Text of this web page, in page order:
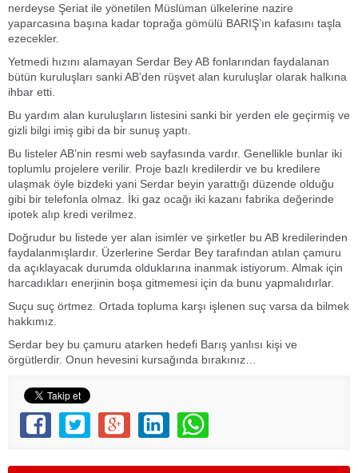
nerdeyse Şeriat ile yönetilen Müslüman ülkelerine nazire
yaparcasına başına kadar toprağa gömülü BARIŞ’ın kafasını taşla
ezecekler.
Yetmedi hızını alamayan Serdar Bey AB fonlarından faydalanan
bütün kuruluşları sanki AB’den rüşvet alan kuruluşlar olarak halkına
ihbar etti.
Bu yardım alan kuruluşların listesini sanki bir yerden ele geçirmiş ve
gizli bilgi imiş gibi da bir sunuş yaptı.
Bu listeler AB’nin resmi web sayfasında vardır. Genellikle bunlar iki
toplumlu projelere verilir. Proje bazlı kredilerdir ve bu kredilere
ulaşmak öyle bizdeki yani Serdar beyin yarattığı düzende olduğu
gibi bir telefonla olmaz. İki gaz ocağı iki kazanı fabrika değerinde
ipotek alıp kredi verilmez.
Doğrudur bu listede yer alan isimler ve şirketler bu AB kredilerinden
faydalanmışlardır. Üzerlerine Serdar Bey tarafından atılan çamuru
da açıklayacak durumda olduklarına inanmak istiyorum. Almak için
harcadıkları enerjinin boşa gitmemesi için da bunu yapmalıdırlar.
Suçu suç örtmez. Ortada topluma karşı işlenen suç varsa da bilmek
hakkımız.
Serdar bey bu çamuru atarken hedefi Barış yanlısı kişi ve
örgütlerdir. Onun hevesini kursağında bırakınız…